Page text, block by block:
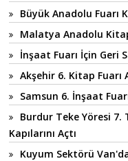
Büyük Anadolu Fuarı
Malatya Anadolu Kitap
İnşaat Fuarı İçin Geri
Akşehir 6. Kitap Fuarı
Samsun 6. İnşaat
Burdur Teke Yöresi 7.
Kapılarını Açtı
Kuyum Sektörü